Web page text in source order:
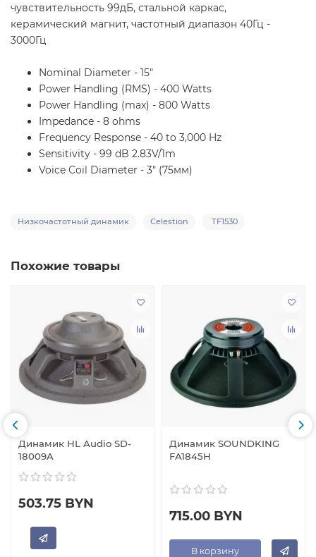
чувствительность 99дБ, стальной каркас,
керамический магнит, частотный диапазон 40Гц -
3000Гц
Nominal Diameter - 15"
Power Handling (RMS) - 400 Watts
Power Handling (max) - 800 Watts
Impedance - 8 ohms
Frequency Response - 40 to 3,000 Hz
Sensitivity - 99 dB 2.83V/1m
Voice Coil Diameter - 3" (75мм)
Низкочастотный динамик Celestion TF1530
Похожие товары
Динамик HL Audio SD-
18009A
503.75 BYN
Динамик SOUNDKING
FA1845H
715.00 BYN
В корзину